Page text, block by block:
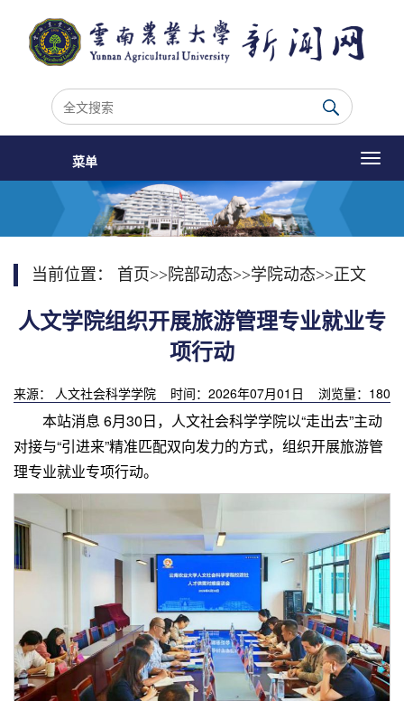
菜单
当前位置： 首页>>院部动态>>学院动态>>正文
人文学院组织开展旅游管理专业就业专
项行动
来源： 人文社会科学学院 时间：2026年07月01日 浏览量： 180
本站消息 6月30日，人文社会科学学院以“走出去”主动
对接与“引进来”精准匹配双向发力的方式，组织开展旅游管
理专业就业专项行动。